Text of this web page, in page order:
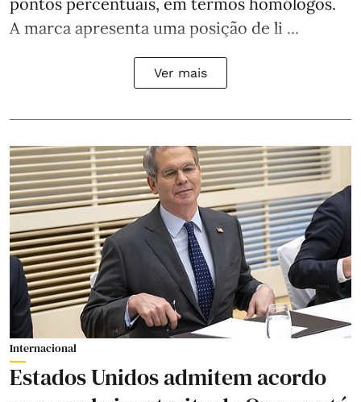
A marca apresenta uma posição de li ...
Ver mais
Internacional
Estados Unidos admitem acordo